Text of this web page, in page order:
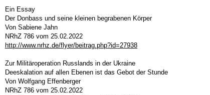
Ein Essay
Der Donbass und seine kleinen begrabenen Körper
Von Sabiene Jahn
NRhZ 786 vom 25.02.2022
http://www.nrhz.de/flyer/beitrag.php?id=27938
Zur Militäroperation Russlands in der Ukraine
Deeskalation auf allen Ebenen ist das Gebot der Stunde
Von Wolfgang Effenberger
NRhZ 786 vom 25.02.2022